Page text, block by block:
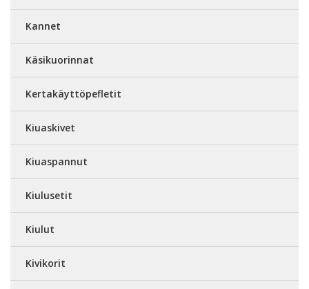
Kannet
Käsikuorinnat
Kertakäyttöpefletit
Kiuaskivet
Kiuaspannut
Kiulusetit
Kiulut
Kivikorit